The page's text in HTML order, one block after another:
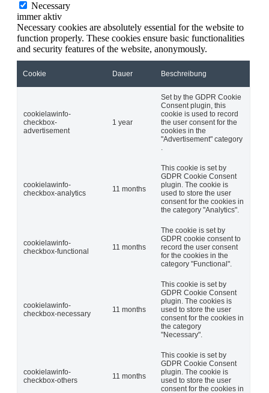
Necessary
immer aktiv
Necessary cookies are absolutely essential for the website to
function properly. These cookies ensure basic functionalities
and security features of the website, anonymously.
Cookie Dauer Beschreibung
cookielawinfo-
checkbox-
advertisement
1 year
Set by the GDPR Cookie
Consent plugin, this
cookie is used to record
the user consent for the
cookies in the
"Advertisement" category
.
cookielawinfo-
checkbox-analytics
11 months
This cookie is set by
GDPR Cookie Consent
plugin. The cookie is
used to store the user
consent for the cookies in
the category "Analytics".
cookielawinfo-
checkbox-functional
11 months
The cookie is set by
GDPR cookie consent to
record the user consent
for the cookies in the
category "Functional".
cookielawinfo-
checkbox-necessary
11 months
This cookie is set by
GDPR Cookie Consent
plugin. The cookies is
used to store the user
consent for the cookies in
the category
"Necessary".
cookielawinfo-
checkbox-others
11 months
This cookie is set by
GDPR Cookie Consent
plugin. The cookie is
used to store the user
consent for the cookies in